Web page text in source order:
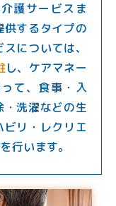
護サービスま
するタイプの
については、
し、ケアマネー
て、食事・入
洗濯などの生
リ・レクリエ
行います。